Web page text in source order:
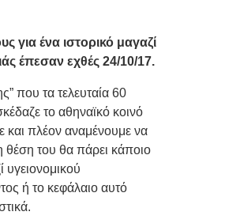
για ένα ιστορικό μαγαζί
έπεσαν εχθές 24/10/17.
που τα τελευταία 60
το αθηναϊκό κοινό
και πλέον αναμένουμε να
θέση του θα πάρει κάποιο
υγειονομικού
ή το κεφάλαιο αυτό